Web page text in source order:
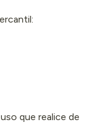
que realice de